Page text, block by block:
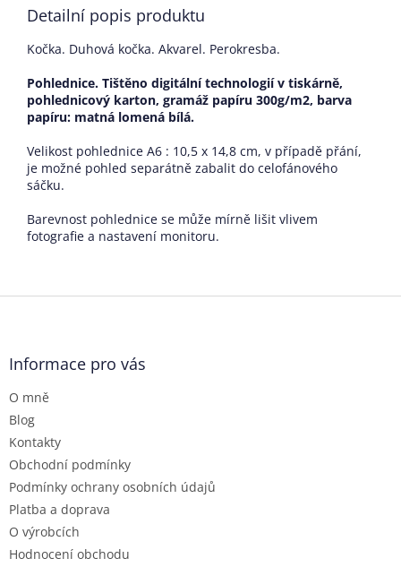
Detailní popis produktu
Kočka. Duhová kočka. Akvarel. Perokresba.
Pohlednice. Tištěno digitální technologií v tiskárně,
pohlednicový karton, gramáž papíru 300g/m2, barva
papíru: matná lomená bílá.
Velikost pohlednice A6 : 10,5 x 14,8 cm, v případě přání,
je možné pohled separátně zabalit do celofánového
sáčku.
Barevnost pohlednice se může mírně lišit vlivem
fotografie a nastavení monitoru.
Z
Informace pro vás
O mně
Blog
Kontakty
Obchodní podmínky
Podmínky ochrany osobních údajů
Platba a doprava
O výrobcích
Hodnocení obchodu